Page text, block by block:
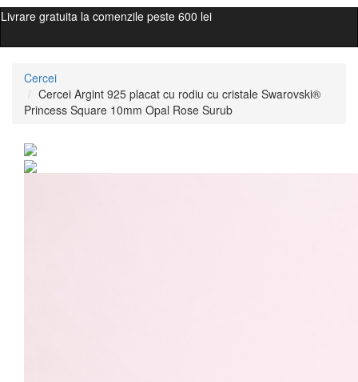
Livrare gratuita la comenzile peste 600 lei
Cercei
Cercei Argint 925 placat cu rodiu cu cristale Swarovski®
Princess Square 10mm Opal Rose Surub